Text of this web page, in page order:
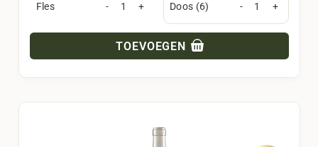
Fles - + Doos (6) - +
TOEVOEGEN